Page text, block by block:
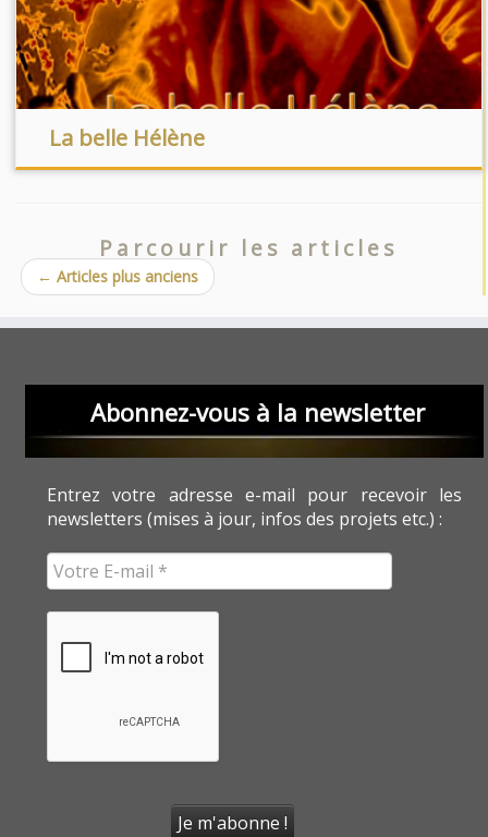
La belle Hélène
Parcourir les articles
← Articles plus anciens
Abonnez-vous à la newsletter
Entrez votre adresse e-mail pour recevoir les
newsletters (mises à jour, infos des projets etc.) :